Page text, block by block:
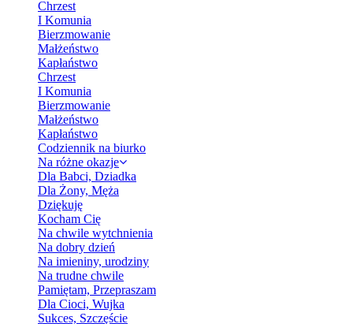
Chrzest
I Komunia
Bierzmowanie
Małżeństwo
Kapłaństwo
Chrzest
I Komunia
Bierzmowanie
Małżeństwo
Kapłaństwo
Codziennik na biurko
Na różne okazje
Dla Babci, Dziadka
Dla Żony, Męża
Dziękuję
Kocham Cię
Na chwile wytchnienia
Na dobry dzień
Na imieniny, urodziny
Na trudne chwile
Pamiętam, Przepraszam
Dla Cioci, Wujka
Sukces, Szczęście